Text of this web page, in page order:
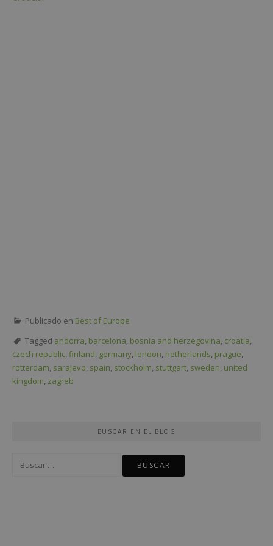
Publicado en Best of Europe
Tagged andorra, barcelona, bosnia and herzegovina, croatia,
czech republic, finland, germany, london, netherlands, prague,
rotterdam, sarajevo, spain, stockholm, stuttgart, sweden, united
kingdom, zagreb
BUSCAR EN EL BLOG